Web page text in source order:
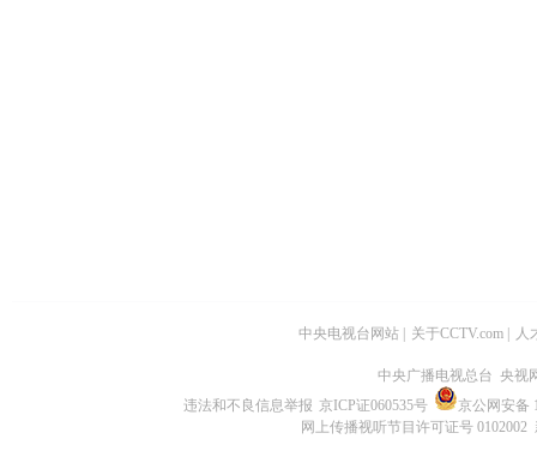
中央电视台网站 关于CCTV.com 人
中央广播电视总台 央视
违法和不良信息举报 京ICP证060535号
京公网安备
网上传播视听节目许可证号 0102002